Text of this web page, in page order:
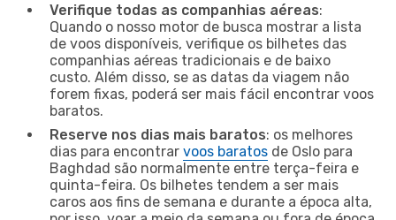
Verifique todas as companhias aéreas:
Quando o nosso motor de busca mostrar a lista
de voos disponíveis, verifique os bilhetes das
companhias aéreas tradicionais e de baixo
custo. Além disso, se as datas da viagem não
forem fixas, poderá ser mais fácil encontrar voos
baratos.
Reserve nos dias mais baratos: os melhores
dias para encontrar voos baratos de Oslo para
Baghdad são normalmente entre terça-feira e
quinta-feira. Os bilhetes tendem a ser mais
caros aos fins de semana e durante a época alta,